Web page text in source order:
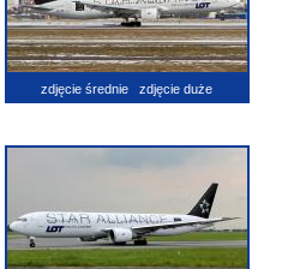
zdjęcie średnie zdjęcie duże